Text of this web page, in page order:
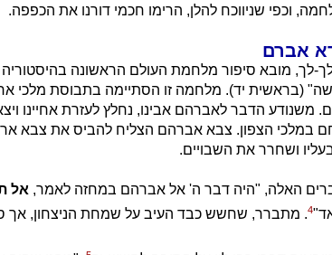
וכפי שניווכח להלן, הרימו חכמי דורנו את הכפפה.
אברם
לך, מובא סיפור מלחמת העולם הראשונה
(בראשית יד). מלחמה זו הסתיימה בתבוסת מלכי
משנודע הדבר לאברהם אבינו, נחלץ לעזרת אחיינו
במלכי הצפון. צבא אברהם הצליח להביס את צבא
ושחרר את השבויים.
האלה, "היה דבר ה' אל אברהם במחזה לאמר, אל
4. מתברר, שחשש כבד העיב על שמחת הניצחון, אך